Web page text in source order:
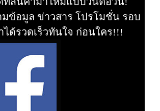
ข้อมูล ข่าวสาร โปรโมชั่น รอบ
ด้รวดเร็วทันใจ ก่อนใคร!!!